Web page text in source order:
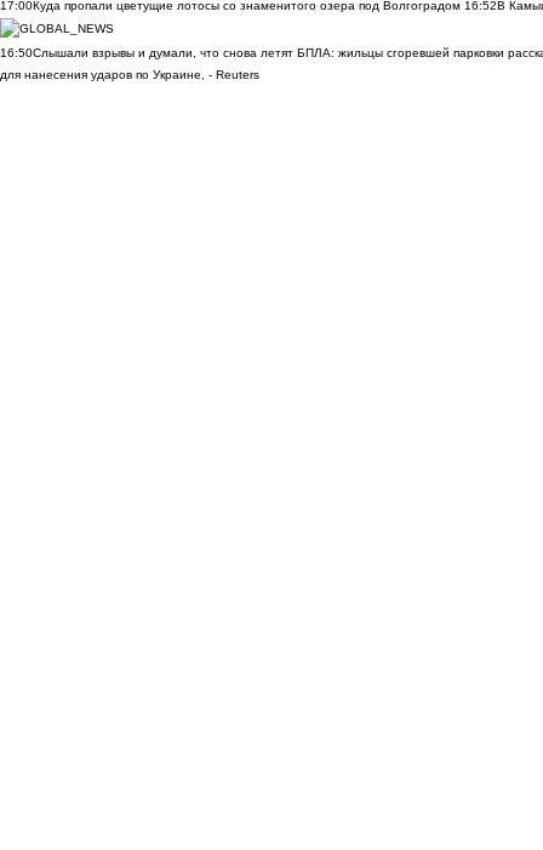
17:00Куда пропали цветущие лотосы со знаменитого озера под Волгоградом 16:52В
16:50Слышали взрывы и думали, что снова летят БПЛА: жильцы сгоревшей парковки
для нанесения ударов по Украине, - Reuters